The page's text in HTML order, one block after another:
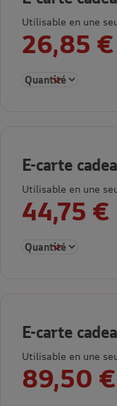
Utilisable en une
26,85 €
Sélectionner la
E-carte
Utilisable en une
44,75 €
Sélectionner la
E-carte
Utilisable en une
89,50 €